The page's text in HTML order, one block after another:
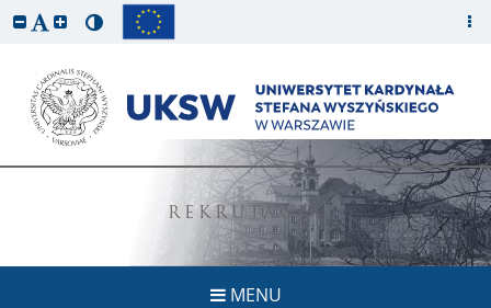
REKRUTACJA
MENU